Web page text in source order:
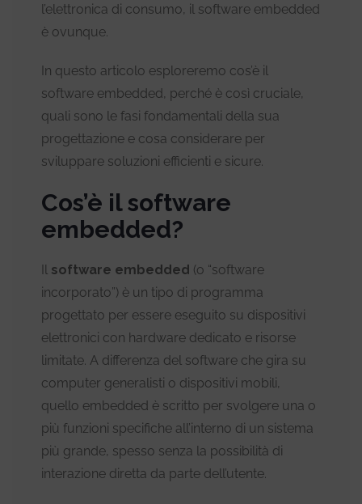
l’elettronica di consumo, il software embedded
è ovunque.
In questo articolo esploreremo cos’è il
software embedded, perché è così cruciale,
quali sono le fasi fondamentali della sua
progettazione e cosa considerare per
sviluppare soluzioni efficienti e sicure.
Cos’è il software
embedded?
Il software embedded (o “software
incorporato”) è un tipo di programma
progettato per essere eseguito su dispositivi
elettronici con hardware dedicato e risorse
limitate. A differenza del software che gira su
computer generalisti o dispositivi mobili,
quello embedded è scritto per svolgere una o
più funzioni specifiche all’interno di un sistema
più grande, spesso senza la possibilità di
interazione diretta da parte dell’utente.